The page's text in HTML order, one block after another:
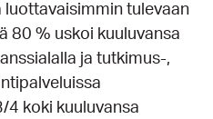
luottavaisimmin tulevaan
80 % uskoi kuuluvansa
ja tutkimus-,
4 koki kuuluvansa